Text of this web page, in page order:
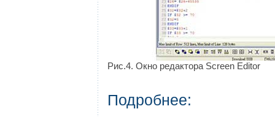
Рис.4. Окно редактора Screen Editor
Подробнее: